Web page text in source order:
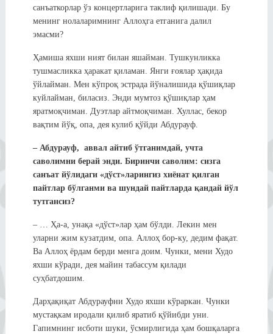
санъаткорлар ўз концертларига таклиф қилишади. Бу
менинг нолаларимнинг Аллоҳга етганига далил
эмасми?
Ҳамиша яхши ният билан яшайман. Тушкунликка
тушмасликка ҳаракат қиламан. Янги ғоялар ҳақида
ўйлайман. Мен кўпроқ эстрада йўналишида қўшиқлар
куйлайман, биласиз. Энди мумтоз қўшиқлар ҳам
яратмоқчиман. Дуэтлар айтмоқчиман. Хуллас, бекор
вақтим йўқ, опа, дея кулиб қўйди Абдурауф.
– Абдурауф, аввал айтиб ўтганимдай, учта
саволимни берай энди. Биринчи саволим: сизга
санъат йўлидаги «дўст»ларингиз хиёнат қилган
пайтлар бўлганми ва шундай пайтларда қандай йўл
тутгансиз?
– … Ҳа-а, унақа «дўст»лар ҳам бўлди. Лекин мен
уларни жим кузатдим, опа. Аллоҳ бор-ку, дедим фақат.
Ва Аллоҳ ёрдам берди менга доим. Чунки, мени Худо
яхши кўради, дея майин табассум қилади
суҳбатдошим.
Дарҳақиқат Абдурауфни Худо яхши кўраркан. Чунки
мустақкам иродали қилиб яратиб қўйибди уни.
Гапимнинг исботи шуки, ўсмирлигида ҳам бошқаларга